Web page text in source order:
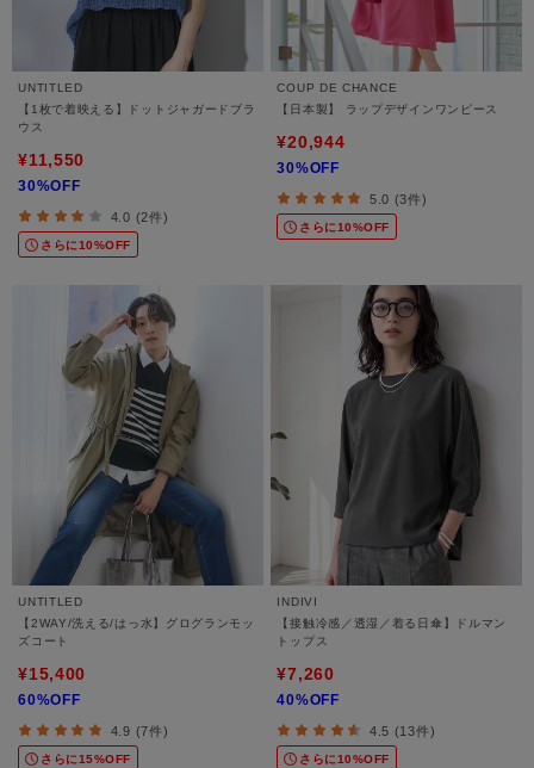
UNTITLED
【1枚で着映える】ドットジャガードブラ
ウス
¥11,550
30%OFF
4.0 (2件)
さらに10%OFF
COUP DE CHANCE
【日本製】 ラップデザインワンピース
¥20,944
30%OFF
5.0 (3件)
さらに10%OFF
UNTITLED
【2WAY/洗える/はっ水】グログランモッ
ズコート
¥15,400
60%OFF
4.9 (7件)
さらに15%OFF
INDIVI
【接触冷感／透湿／着る日傘】ドルマン
トップス
¥7,260
40%OFF
4.5 (13件)
さらに10%OFF